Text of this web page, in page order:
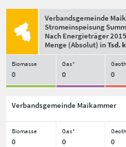
Verbandsgemeinde
Stromeinspeisung
Nach Energieträger2015
Menge(Absolut) inTsd.
Biomasse Gas*
0 0 0
Verbandsgemeinde Maikammer
Biomasse Gas*
0 0 0